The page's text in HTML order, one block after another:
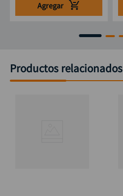
Agregar
Productos relacionados